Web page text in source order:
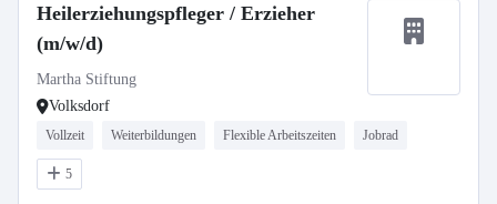
Heilerziehungspfleger / Erzieher
(m/w/d)
Martha Stiftung
Volksdorf
Vollzeit Weiterbildungen Flexible Arbeitszeiten Jobrad
5